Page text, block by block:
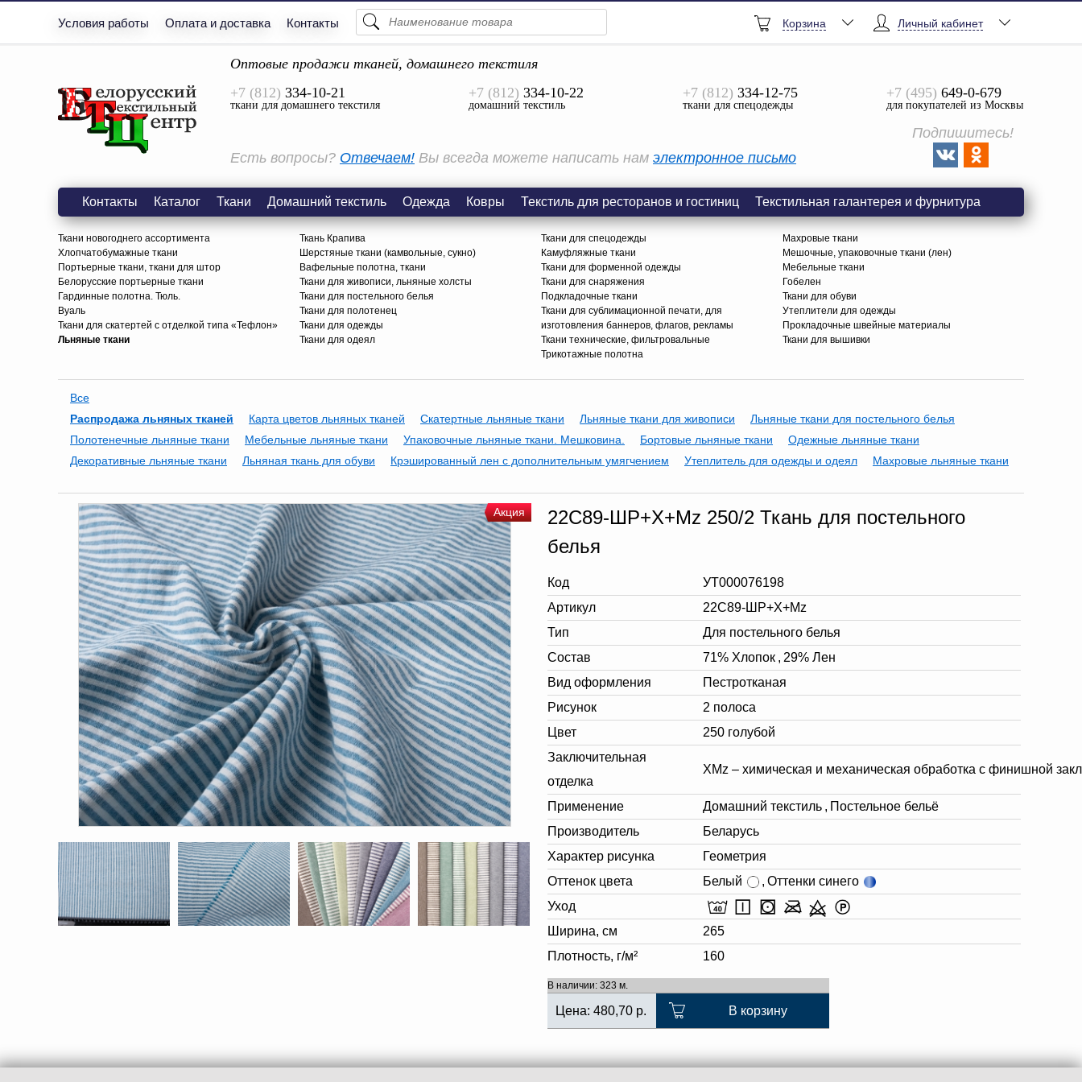
Условия работы Оплата и доставка Контакты
Просмотреть Все
Личный кабинет
Корзина
Оптовые продажи тканей, домашнего текстиля
+7 (812) 334-10-21
ткани для домашнего текстиля
+7 (812) 334-10-22
домашний текстиль
+7 (812) 334-12-75
ткани для спецодежды
+7 (495) 649-0-679
для покупателей из Москвы
Есть вопросы? Отвечаем! Вы всегда можете написать нам электронное письмо
Подпишитесь!
Контакты Каталог Ткани Домашний текстиль Одежда Ковры Текстиль для ресторанов и гостиниц Текстильная галантерея и фурнитура
Ткани новогоднего ассортимента
Хлопчатобумажные ткани
Портьерные ткани, ткани для штор
Белорусские портьерные ткани
Гардинные полотна. Тюль.
Вуаль
Ткани для скатертей с отделкой типа «Тефлон»
Льняные ткани
Ткань Крапива
Шерстяные ткани (камвольные, сукно)
Вафельные полотна, ткани
Ткани для живописи, льняные холсты
Ткани для постельного белья
Ткани для полотенец
Ткани для одежды
Ткани для одеял
Ткани для спецодежды
Камуфляжные ткани
Ткани для форменной одежды
Ткани для снаряжения
Подкладочные ткани
Ткани для сублимационной печати, для
изготовления баннеров, флагов, рекламы
Ткани технические, фильтровальные
Трикотажные полотна
Махровые ткани
Мешочные, упаковочные ткани (лен)
Мебельные ткани
Гобелен
Ткани для обуви
Утеплители для одежды
Прокладочные швейные материалы
Ткани для вышивки
Все
Распродажа льняных тканей
Карта цветов льняных тканей Скатертные льняные ткани Льняные ткани для живописи
Льняные ткани для постельного белья
Полотенечные льняные ткани
Мебельные льняные ткани Упаковочные льняные ткани. Мешковина. Бортовые льняные ткани
Одежные льняные ткани
Декоративные льняные ткани
Льняная ткань для обуви Крэшированный лен с дополнительным умягчением Утеплитель для одежды и одеял Махровые льняные ткани
Акция
22С89-ШР+Х+Мz 250/2 Ткань для постельного
белья
Код
УТ000076198
Артикул
22С89-ШР+Х+Мz
Тип
Для постельного белья
Состав
71% Хлопок , 29% Лен
Вид оформления
Пестротканая
Рисунок
2 полоса
Цвет
250 голубой
Заключительная
отделка
XMz – химическая и механическая обработка с финишной
Применение Домашний текстиль , Постельное бельё
Производитель
Беларусь
Характер рисунка
Геометрия
Оттенок цвета
Белый , Оттенки синего
Уход
Ширина, см
265
Плотность, г/м²
160
В наличии: 323 м.
Цена: 480,70 р. В корзину